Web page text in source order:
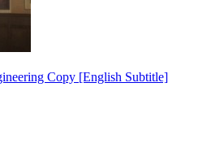
Copy [English Subtitle]